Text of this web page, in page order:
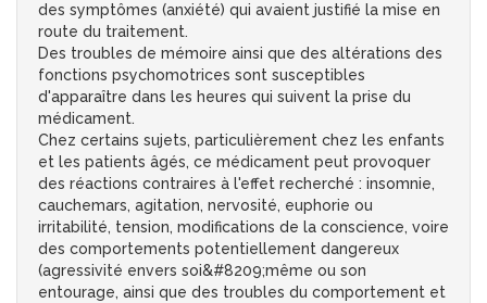
des symptômes (anxiété) qui avaient justifié la mise en
route du traitement.
Des troubles de mémoire ainsi que des altérations des
fonctions psychomotrices sont susceptibles
d'apparaître dans les heures qui suivent la prise du
médicament.
Chez certains sujets, particulièrement chez les enfants
et les patients âgés, ce médicament peut provoquer
des réactions contraires à l'effet recherché : insomnie,
cauchemars, agitation, nervosité, euphorie ou
irritabilité, tension, modifications de la conscience, voire
des comportements potentiellement dangereux
(agressivité envers soi&#8209;même ou son
entourage, ainsi que des troubles du comportement et